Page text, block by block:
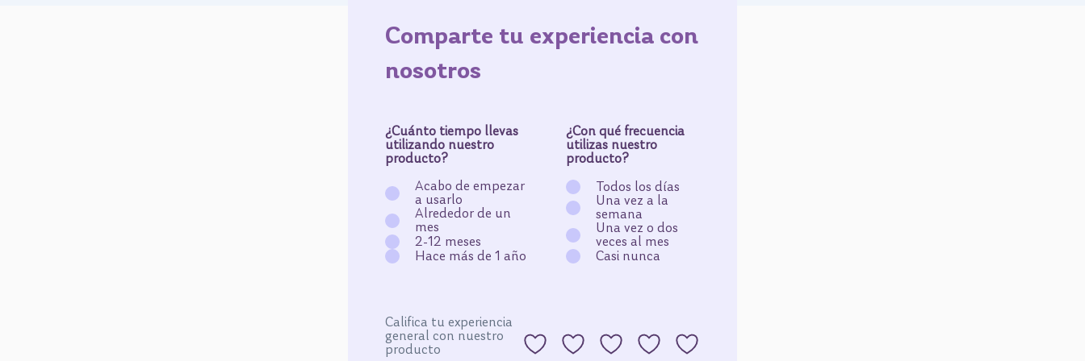
Comparte tu experiencia con
nosotros
¿Cuánto tiempo llevas
utilizando nuestro
producto?
Acabo de empezar
a usarlo
Alrededor de un
mes
2-12 meses
Hace más de 1 año
¿Con qué frecuencia
utilizas nuestro
producto?
Todos los días
Una vez a la
semana
Una vez o dos
veces al mes
Casi nunca
Califica tu experiencia
general con nuestro
producto